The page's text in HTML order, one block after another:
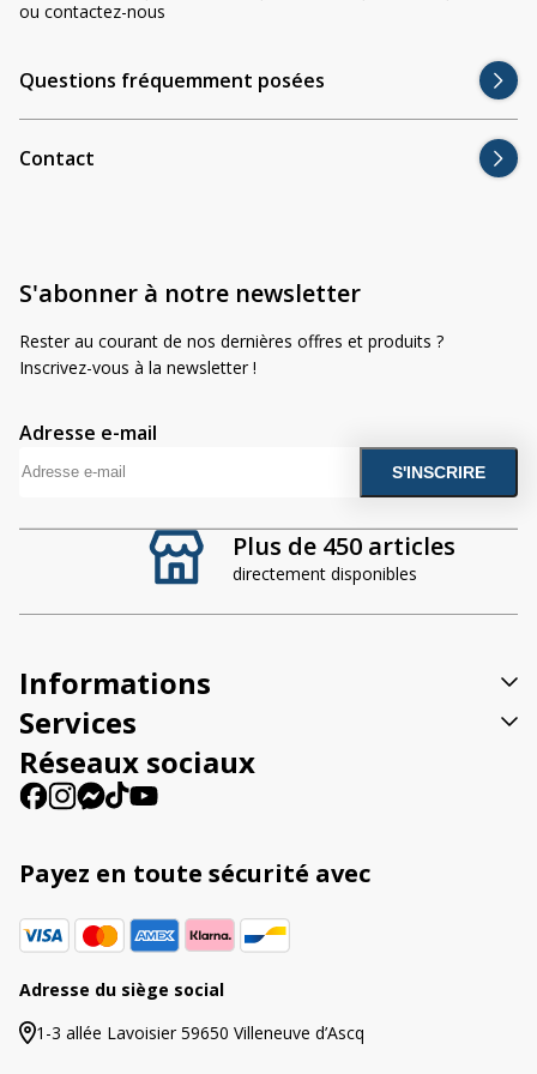
Divers
Questions fréquemment posées
[email protected]
+33 6 02 07 35 61
Divers
Voir tout
Plus de 450 articles
directement disponibles
ou contactez-nous
Questions fréquemment posées
Contact
S'abonner à notre newsletter
Rester au courant de nos dernières offres et produits ?
Inscrivez-vous à la newsletter !
Adresse e-mail
A
t
i
e
:
Informations
Services
Réseaux sociaux
Payez en toute sécurité avec
Adresse du siège social
1-3 allée Lavoisier 59650 Villeneuve d’Ascq